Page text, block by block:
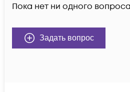
Пока нет ни одного
Задать вопрос